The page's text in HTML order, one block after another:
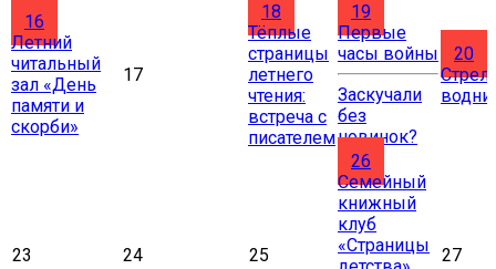
16
Летний
читальный
зал «День
памяти и
скорби»
17
18
Тёплые
страницы
летнего
чтения:
встреча с
писателем
19
Первые
часы войны
Заскучали
без
новинок?
20
23 24 25
26
Cемейный
книжный
клуб
«Страницы
27